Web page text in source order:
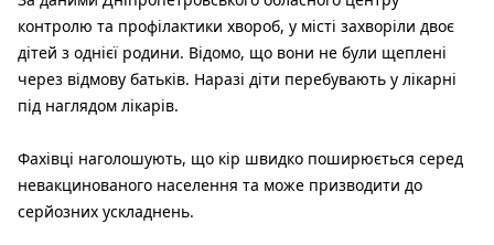
контролю та профілактики хвороб, у місті захворіли двоє
дітей з однієї родини. Відомо, що вони не були щеплені
через відмову батьків. Наразі діти перебувають у лікарні
під наглядом лікарів.
Фахівці наголошують, що кір швидко поширюється серед
невакцинованого населення та може призводити до
серйозних ускладнень.